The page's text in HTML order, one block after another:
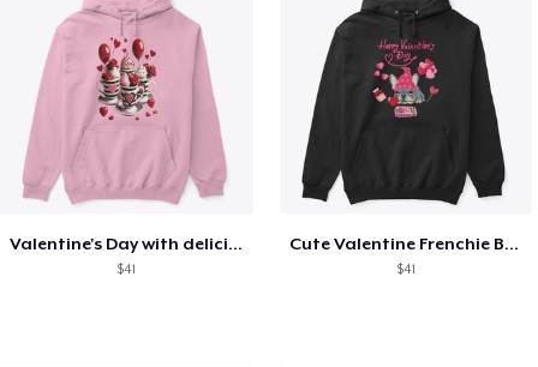
Valentine's Day with delicious food
$41
Cute Valentine Frenchie Bulldog
$41